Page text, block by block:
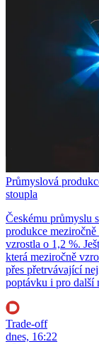
Průmyslová
stoupla
Českému průmyslu
produkce
vzrostla o 1,2 %.
která meziročně
přes přetrvávající
poptávku i pro další
Trade-off
dnes, 16:22